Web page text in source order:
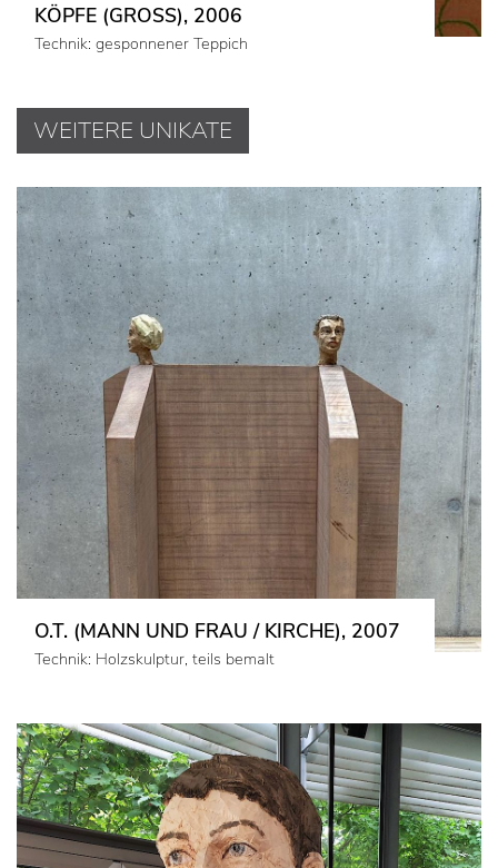
KÖPFE (GROSS), 2006
Technik: gesponnener Teppich
WEITERE UNIKATE
O.T. (MANN UND FRAU / KIRCHE), 2007
Technik: Holzskulptur, teils bemalt